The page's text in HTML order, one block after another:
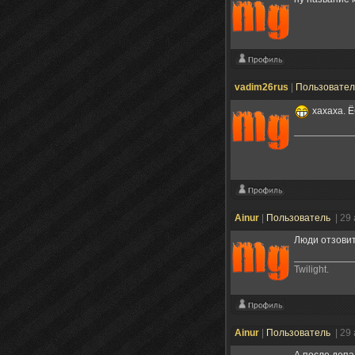
vadim26rus
хахаха.
Ainur Пользователь
|
Люди
Twilight.
Ainur Пользователь
|